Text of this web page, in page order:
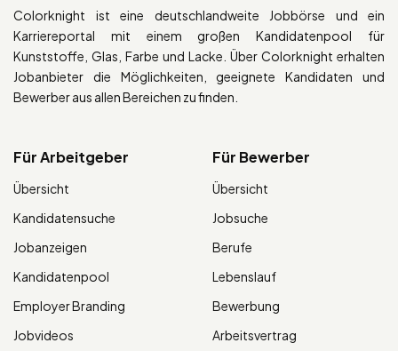
Colorknight ist eine deutschlandweite Jobbörse und ein
Karriereportal mit einem großen Kandidatenpool für
Kunststoffe, Glas, Farbe und Lacke. Über Colorknight erhalten
Jobanbieter die Möglichkeiten, geeignete Kandidaten und
Bewerber aus allen Bereichen zu finden.
Für Arbeitgeber
Übersicht
Kandidatensuche
Jobanzeigen
Kandidatenpool
Employer Branding
Jobvideos
Für Bewerber
Übersicht
Jobsuche
Berufe
Lebenslauf
Bewerbung
Arbeitsvertrag